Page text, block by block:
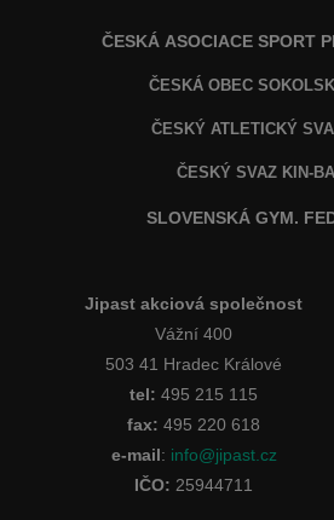
ČESKÁ ASOCIACE SPORT
ČESKÁ OBEC
ČESKÝ ATLETICKÝ
ČESKÝ SVAZ KIN-
SLOVENSKÁ GYM.
Jipast akciová společnost
Vážní 400
503 41 Hradec Králové
tel: 495 215 115
fax: 495 220 618
e-mail: info@jipast.cz
IČO: 25944711